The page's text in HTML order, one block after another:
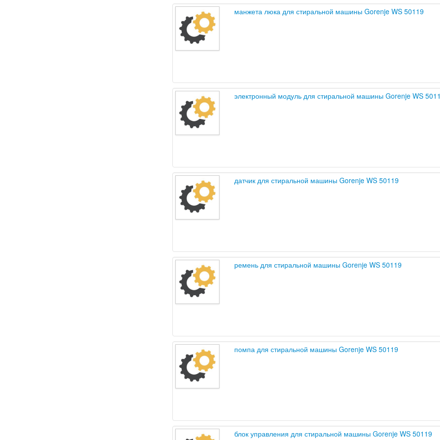
манжета люка для стиральной машины Gorenje WS 50119
электронный модуль для стиральной машины Gorenje WS
датчик для стиральной машины Gorenje WS 50119
ремень для стиральной машины Gorenje WS 50119
помпа для стиральной машины Gorenje WS 50119
блок управления для стиральной машины Gorenje WS 50119